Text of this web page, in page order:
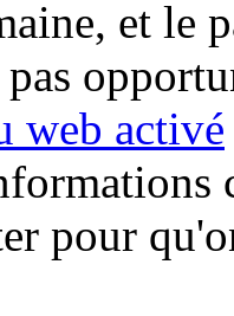
et le
web activé
pour